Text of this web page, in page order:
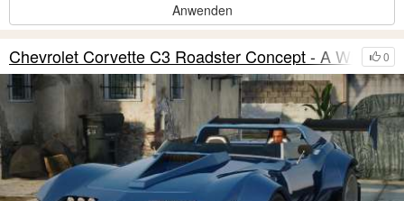
Anwenden
0
Chevrolet Corvette C3 Roadster Concept - A Wideb